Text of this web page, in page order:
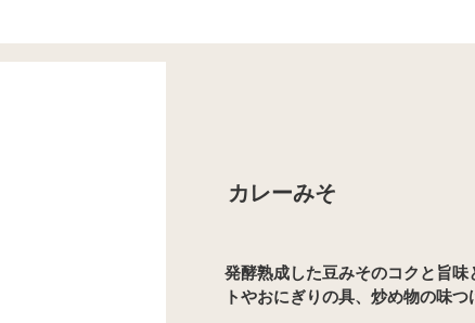
カレーみそ
発酵熟成した豆みそのコクと旨
トやおにぎりの具、炒め物の味